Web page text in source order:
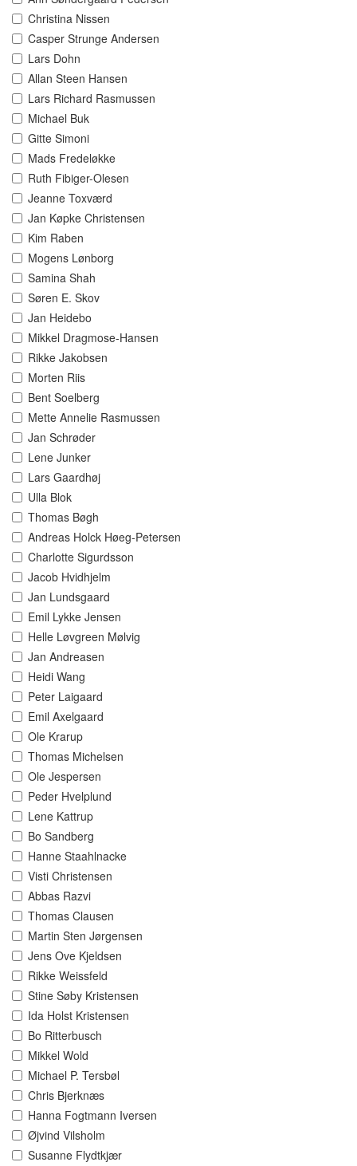
Christina Nissen
Casper Strunge Andersen
Lars Dohn
Allan Steen Hansen
Lars Richard Rasmussen
Michael Buk
Gitte Simoni
Mads Fredeløkke
Ruth Fibiger-Olesen
Jeanne Toxværd
Jan Køpke Christensen
Kim Raben
Mogens Lønborg
Samina Shah
Søren E. Skov
Jan Heidebo
Mikkel Dragmose-Hansen
Rikke Jakobsen
Morten Riis
Bent Soelberg
Mette Annelie Rasmussen
Jan Schrøder
Lene Junker
Lars Gaardhøj
Ulla Blok
Thomas Bøgh
Andreas Holck Høeg-Petersen
Charlotte Sigurdsson
Jacob Hvidhjelm
Jan Lundsgaard
Emil Lykke Jensen
Helle Løvgreen Mølvig
Jan Andreasen
Heidi Wang
Peter Laigaard
Emil Axelgaard
Ole Krarup
Thomas Michelsen
Ole Jespersen
Peder Hvelplund
Lene Kattrup
Bo Sandberg
Hanne Staahlnacke
Visti Christensen
Abbas Razvi
Thomas Clausen
Martin Sten Jørgensen
Jens Ove Kjeldsen
Rikke Weissfeld
Stine Søby Kristensen
Ida Holst Kristensen
Bo Ritterbusch
Mikkel Wold
Michael P. Tersbøl
Chris Bjerknæs
Hanna Fogtmann Iversen
Øjvind Vilsholm
Susanne Flydtkjær